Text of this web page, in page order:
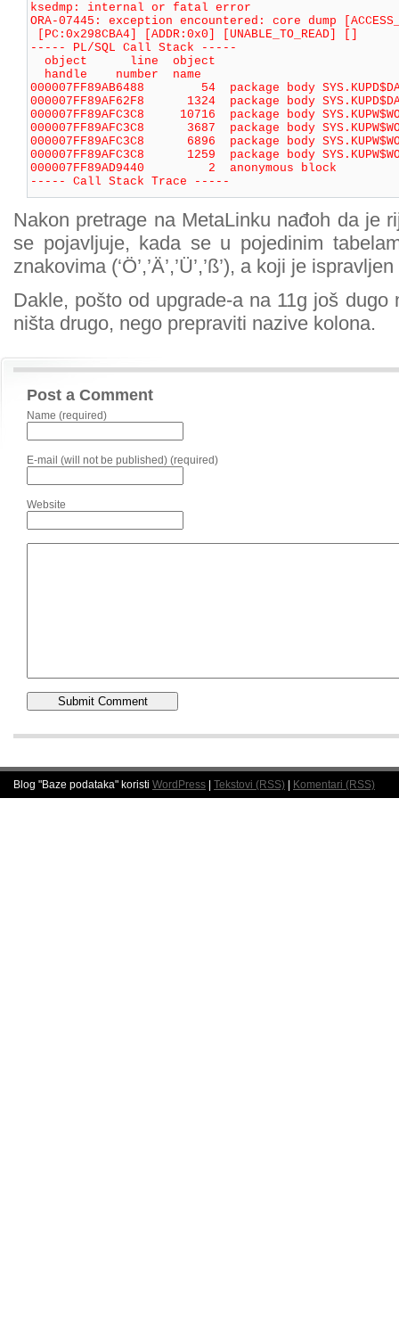
ksedmp: internal or fatal error
ORA-07445: exception encountered: core dump
[PC:0x298CBA4] [ADDR:0x0] [UNABLE_TO_READ] []
----- PL/SQL Call Stack -----
object      line  object
handle    number  name
000007FF89AB6488        54  package body
000007FF89AF62F8      1324  package body
000007FF89AFC3C8     10716  package body
000007FF89AFC3C8      3687  package body
000007FF89AFC3C8      6896  package body
000007FF89AFC3C8      1259  package body
000007FF89AD9440         2  anonymous block
----- Call Stack Trace -----
Nakon pretrage na MetaLinku nađoh da je
se pojavljuje, kada se u pojedinim
znakovima (‘Ö’,’Ä’,’Ü’,’ß’), a koji je
Dakle, pošto od upgrade-a na 11g još
ništa drugo, nego prepraviti nazive kolona.
Post a Comment
Name (required)
E-mail (will not be published) (required)
Website
Blog "Baze podataka" koristi WordPress Tekstovi (RSS) Komentari (RSS)